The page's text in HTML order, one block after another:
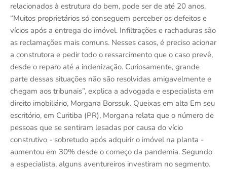
relacionados à estrutura do bem, pode ser de até 20 anos.
“Muitos proprietários só conseguem perceber os defeitos e
vícios após a entrega do imóvel. Infiltrações e rachaduras são
as reclamações mais comuns. Nesses casos, é preciso acionar
a construtora e pedir todo o ressarcimento que o caso prevê,
desde o reparo até a indenização. Curiosamente, grande
parte dessas situações não são resolvidas amigavelmente e
chegam aos tribunais”, explica a advogada e especialista em
direito imobiliário, Morgana Borssuk. Queixas em alta Em seu
escritório, em Curitiba (PR), Morgana relata que o número de
pessoas que se sentiram lesadas por causa do vício
construtivo - sobretudo após adquirir o imóvel na planta -
aumentou em 30% desde o começo da pandemia. Segundo
a especialista, alguns aventureiros investiram no segmento.